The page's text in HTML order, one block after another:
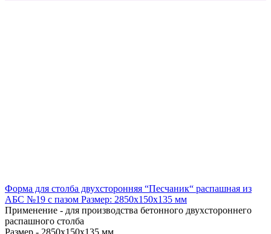
Форма для столба двухсторонняя “Песчаник“ распашная из
АБС №19 с пазом Размер: 2850х150х135 мм
Применение - для производства бетонного двухстороннего
распашного столба
Размер - 2850x150x135 мм